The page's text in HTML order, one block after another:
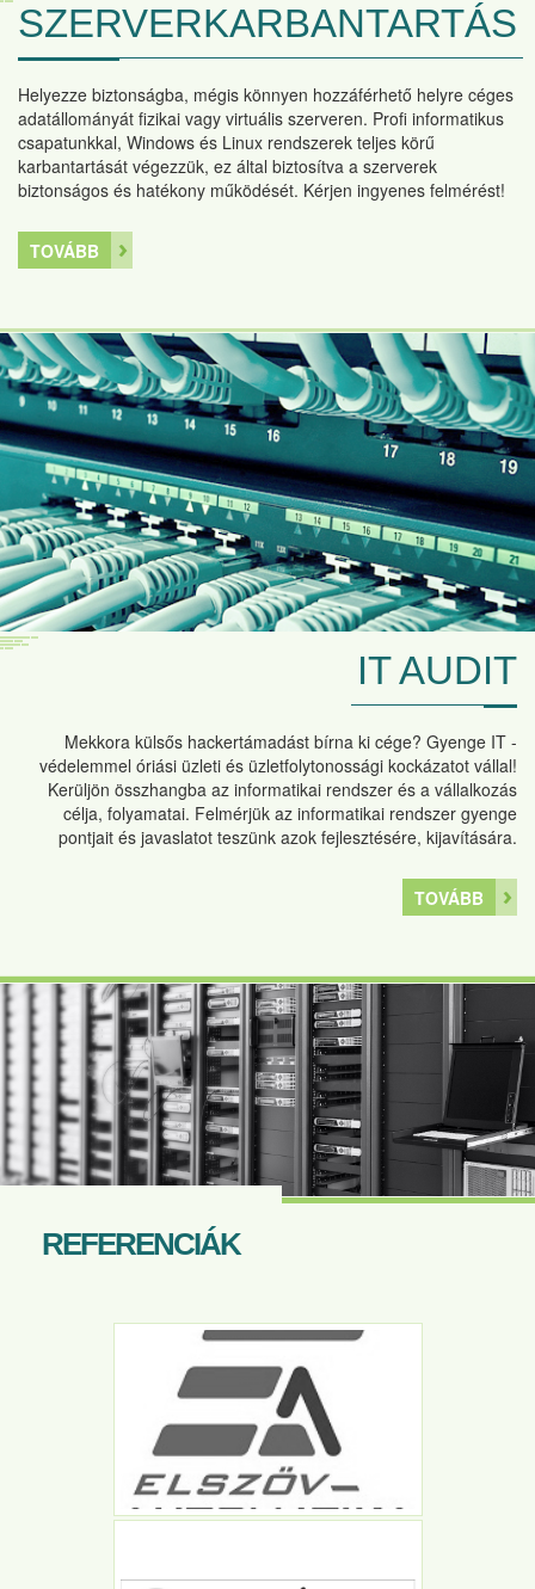
SZERVERKARBANTARTÁS
Helyezze biztonságba, mégis könnyen hozzáférhető helyre céges
adatállományát fizikai vagy virtuális szerveren. Profi informatikus
csapatunkkal, Windows és Linux rendszerek teljes körű
karbantartását végezzük, ez által biztosítva a szerverek
biztonságos és hatékony működését. Kérjen ingyenes felmérést!
TOVÁBB
IT AUDIT
Mekkora külsős hackertámadást bírna ki cége? Gyenge IT -
védelemmel óriási üzleti és üzletfolytonossági kockázatot vállal!
Kerüljön összhangba az informatikai rendszer és a vállalkozás
célja, folyamatai. Felmérjük az informatikai rendszer gyenge
pontjait és javaslatot teszünk azok fejlesztésére, kijavítására.
TOVÁBB
REFERENCIÁK